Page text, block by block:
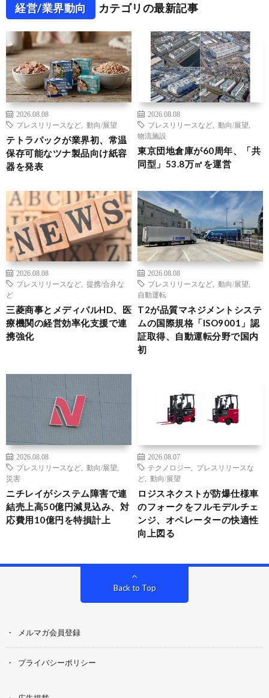
経営/業界動向 カテゴリの最新記事
2026.08.08
プレスリリースなど
動向/展望
テトラパックが業界初、常温
保存可能なツナ製品向け紙容
器を発表
2026.08.08
プレスリリースなど
動向/展望
物流施設
東京団地倉庫が60周年、「共
同型」53.8万㎡を運営
2026.08.08
プレスリリースなど
提携/合弁な
ど
三菱商事とメディパルHD、医
療機関の経営効率化支援で連
携強化
2026.08.08
プレスリリースなど
動向/展望
自動運転
T2が品質マネジメントシステ
ムの国際規格「ISO9001」認
証取得、自動運転分野で国内
初
2026.08.08
プレスリリースなど
動向/展望
災害
ニチレイがシステム障害で連
結売上高50億円減見込み、対
応費用10億円を特損計上
2026.08.07
テクノロジー
プレスリリースな
ど
動向/展望
ロジスネクストが防爆仕様車
のフォークをフルモデルチェ
ンジ、オペレーターの快適性
向上図る
Back to Top
メルマガ会員登録
プライバシーポリシー